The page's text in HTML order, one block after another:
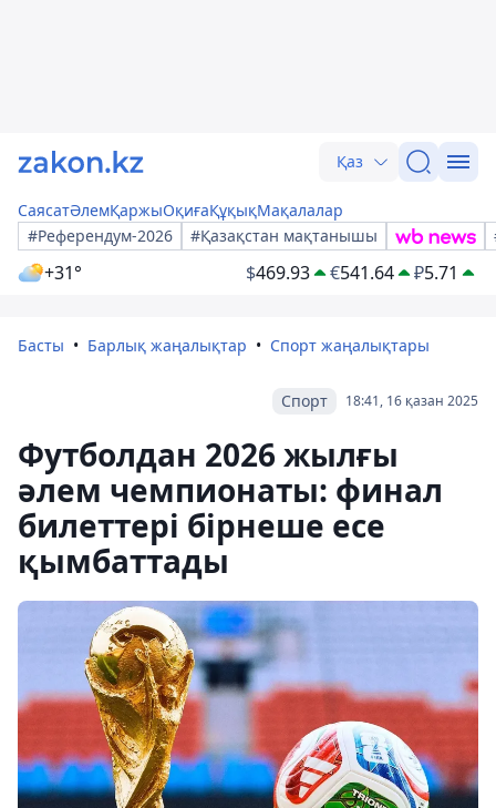
Қаз
СаясатӘлемҚаржыОқиғаҚұқықМақалалар
#Референдум-2026
#Қазақстан мақтанышы
+31° $469.93 €541.64 ₽5.71
Басты Барлық жаңалықтар Спорт жаңалықтары
18:41, 16 қазан 2025
Спорт
Футболдан 2026 жылғы
әлем чемпионаты: финал
билеттері бірнеше есе
қымбаттады